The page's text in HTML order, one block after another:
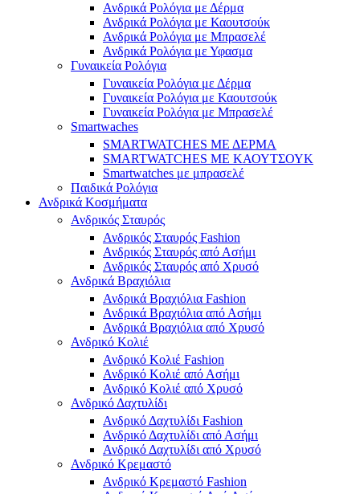
Ανδρικά Ρολόγια με Δέρμα
Ανδρικά Ρολόγια με Καουτσούκ
Ανδρικά Ρολόγια με Μπρασελέ
Ανδρικά Ρολόγια με Υφασμα
Γυναικεία Ρολόγια
Γυναικεία Ρολόγια με Δέρμα
Γυναικεία Ρολόγια με Καουτσούκ
Γυναικεία Ρολόγια με Μπρασελέ
Smartwaches
SMARTWATCHES ΜΕ ΔΕΡΜΑ
SMARTWATCHES ΜΕ ΚΑΟΥΤΣΟΥΚ
Smartwatches με μπρασελέ
Παιδικά Ρολόγια
Ανδρικά Κοσμήματα
Ανδρικός Σταυρός
Ανδρικός Σταυρός Fashion
Ανδρικός Σταυρός από Ασήμι
Ανδρικός Σταυρός από Χρυσό
Ανδρικά Βραχιόλια
Ανδρικά Βραχιόλια Fashion
Ανδρικά Βραχιόλια από Ασήμι
Ανδρικά Βραχιόλια από Χρυσό
Ανδρικό Κολιέ
Ανδρικό Κολιέ Fashion
Ανδρικό Κολιέ από Ασήμι
Ανδρικό Κολιέ από Χρυσό
Ανδρικό Δαχτυλίδι
Ανδρικό Δαχτυλίδι Fashion
Ανδρικό Δαχτυλίδι από Ασήμι
Ανδρικό Δαχτυλίδι από Χρυσό
Ανδρικό Κρεμαστό
Ανδρικό Κρεμαστό Fashion